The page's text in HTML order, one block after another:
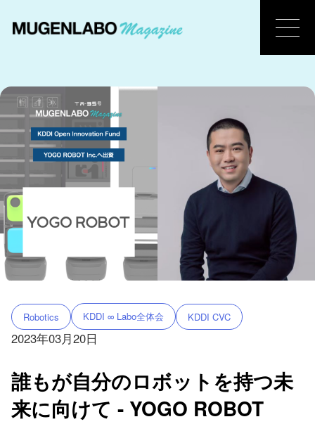
Robotics KDDI ∞ Labo全体会 KDDI CVC
2023年03月20日
誰もが自分のロボットを持つ未
来に向けて - YOGO ROBOT